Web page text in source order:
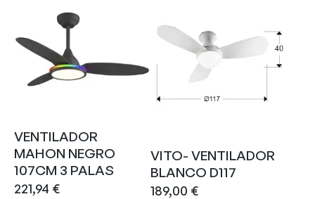
VENTILADOR
MAHON NEGRO
107CM 3 PALAS
221,94 €
VITO- VENTILADOR
BLANCO D117
189,00 €